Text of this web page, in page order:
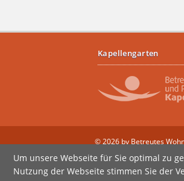
Kapellengarten
© 2026 by Betreutes
Um unsere Webseite für Sie optimal zu
Nutzung der Webseite stimmen Sie der